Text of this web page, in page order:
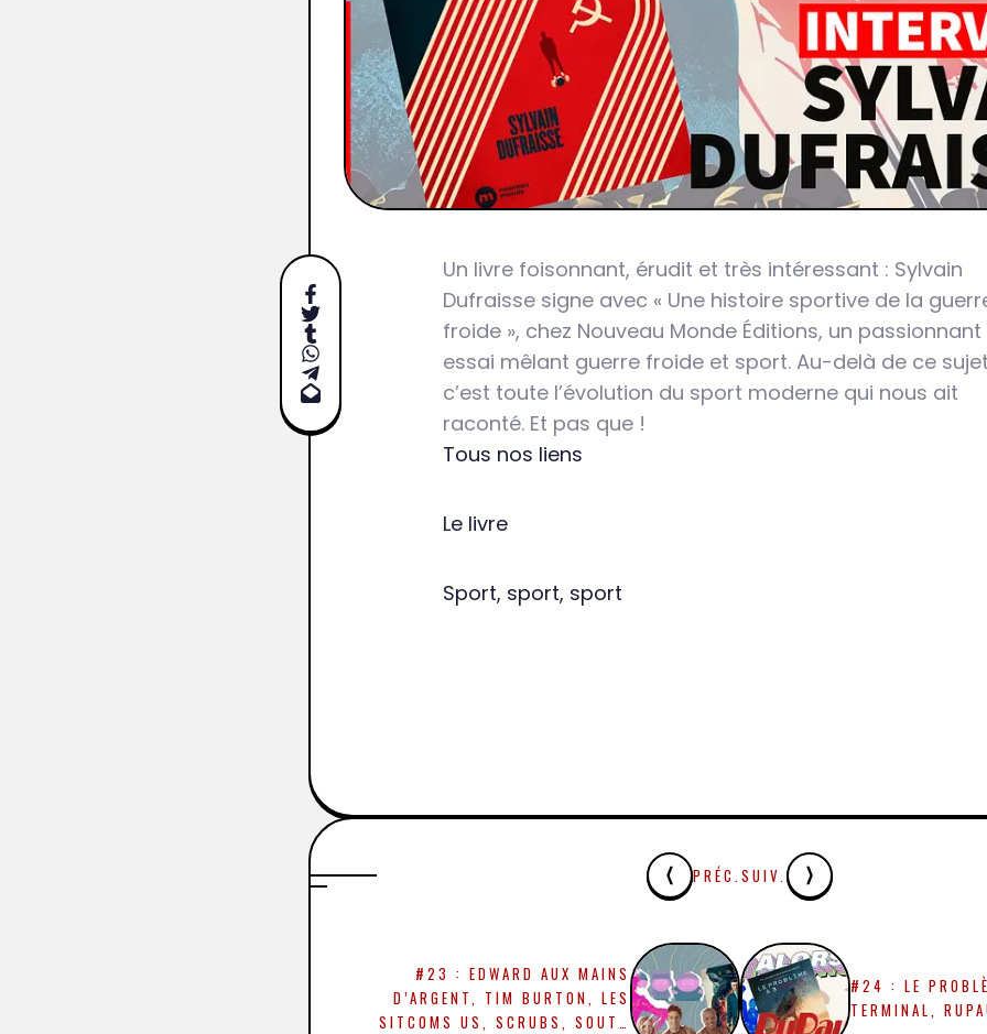
Un livre foisonnant, érudit et très intéressant : Sylvain
Dufraisse signe avec « Une histoire sportive de la
froide », chez Nouveau Monde Éditions, un passionnant
essai mêlant guerre froide et sport. Au-delà de ce
c’est toute l’évolution du sport moderne qui nous ait
raconté. Et pas que !
Tous nos liens
Le livre
Sport, sport, sport
PRÉC.SUIV.
#23 : EDWARD AUX MAINS
D’ARGENT, TIM BURTON, LES
SITCOMS US, SCRUBS, SOUTH
#24 : LE
TERMINAL,